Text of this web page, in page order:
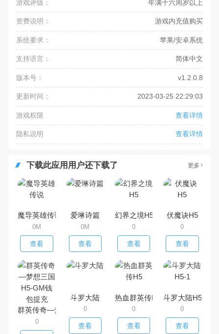
游戏评级： 年满十六周岁以上
资费说明： 游戏内充值购买
系统要求： 苹果/安卓系统
支持语言： 简体中文
版本号： v1.2.0.8
更新时间： 2023-03-25 22:29:03
游戏权限 查看详情
隐私说明 查看详情
下载此应用用户还下载了 更多
魔导英雄传说
0M
查看
爱琳诗篇
0M
查看
幻界之境H5
0
查看
伏魔诀H5
0
查看
群英传奇—梦想三国H5-GM钱包提充
0
斗罗大陆
0
查看
热血群英传H5
0
查看
斗罗大陆H5-1
0
查看